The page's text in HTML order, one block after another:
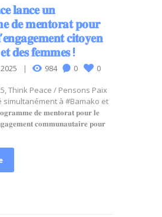
𝐥𝐚𝐧𝐜𝐞 𝐮𝐧
𝐝𝐞 𝐦𝐞𝐧𝐭𝐨𝐫𝐚𝐭 𝐩𝐨𝐮𝐫
𝐜𝐢𝐭𝐨𝐲𝐞𝐧
𝐝𝐞𝐬 𝐟𝐞𝐦𝐦𝐞𝐬 !
984 0 0
Think Peace / Pensons Paix
simultanément à #Bamako et
𝐝𝐞 𝐦𝐞𝐧𝐭𝐨𝐫𝐚𝐭 𝐩𝐨𝐮𝐫 𝐥𝐞
𝐜𝐨𝐦𝐦𝐮𝐧𝐚𝐮𝐭𝐚𝐢𝐫𝐞 𝐩𝐨𝐮𝐫